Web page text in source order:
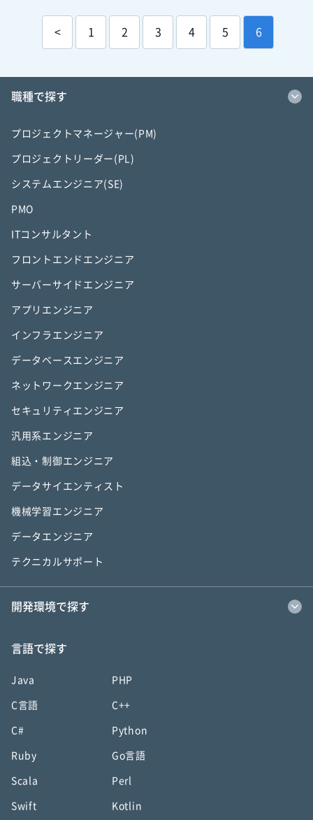
< 1 2 3 4 5 6
職種で探す
プロジェクトマネージャー(PM)
プロジェクトリーダー(PL)
システムエンジニア(SE)
PMO
ITコンサルタント
フロントエンドエンジニア
サーバーサイドエンジニア
アプリエンジニア
インフラエンジニア
データベースエンジニア
ネットワークエンジニア
セキュリティエンジニア
汎用系エンジニア
組込・制御エンジニア
データサイエンティスト
機械学習エンジニア
データエンジニア
テクニカルサポート
開発環境で探す
言語で探す
Java PHP
C言語 C++
C# Python
Ruby Go言語
Scala Perl
Swift Kotlin